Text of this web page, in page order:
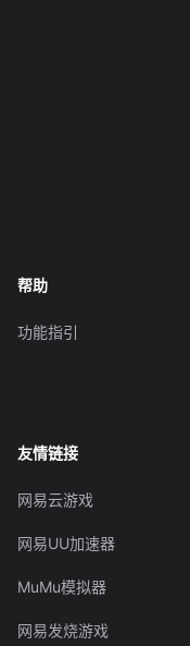
帮助
功能指引
友情链接
网易云游戏
网易UU加速器
MuMu模拟器
网易发烧游戏